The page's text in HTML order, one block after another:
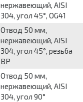
нержавеющий, AISI
304, угол 45°, OG41
Отвод 50 мм,
нержавеющий, AISI
304, угол 45°, резьба
ВР
Отвод 50 мм,
нержавеющий, AISI
304, угол 90°